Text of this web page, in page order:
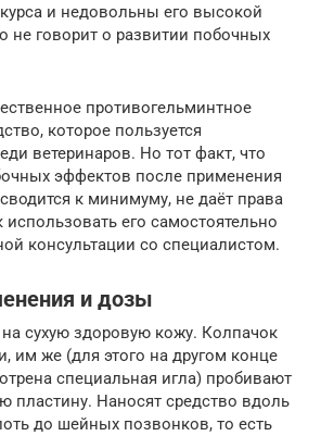
курса и недовольны его высокой
не говорит о развитии побочных
противогельминтное
которое пользуется
ветеринаров. Но тот факт, что
эффектов после применения
к минимуму, не даёт права
его самостоятельно
консультации со специалистом.
и дозы
сухую здоровую кожу. Колпачок
им же (для этого на другом конце
специальная игла) пробивают
пластину. Наносят средство вдоль
до шейных позвонков, то есть